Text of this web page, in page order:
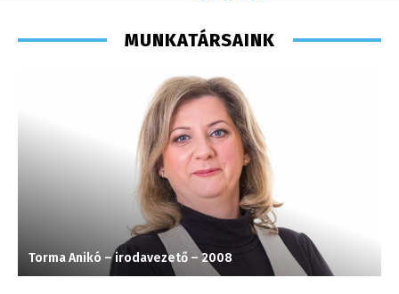
MUNKATÁRSAINK
Torma Anikó – irodavezető – 2008